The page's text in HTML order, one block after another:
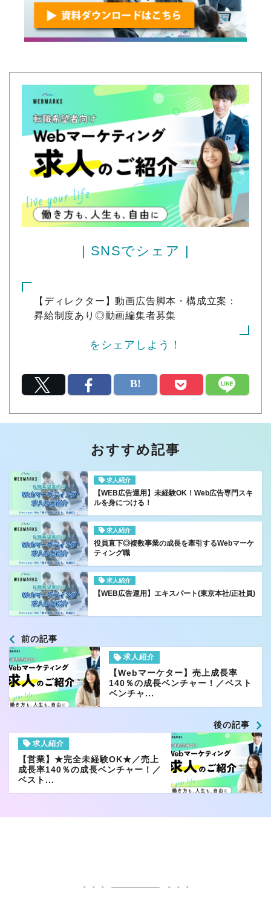
| SNSでシェア |
【ディレクター】動画広告脚本・構成立案：
昇給制度あり◎動画編集者募集
をシェアしよう！
おすすめ記事
求人紹介
【WEB広告運用】未経験OK！Web広告専門スキ
ルを身につける！
求人紹介
役員直下◎複数事業の成長を牽引するWebマーケ
ティング職
求人紹介
【WEB広告運用】エキスパート(東京本社/正社員)
前の記事
求人紹介
【Webマーケター】売上成長率
140％の成長ベンチャー！／ベスト
ベンチャ...
後の記事
求人紹介
【営業】★完全未経験OK★／売上
成長率140％の成長ベンチャー！／
ベスト...